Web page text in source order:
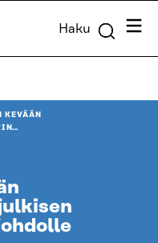
Haku
KEVÄÄN